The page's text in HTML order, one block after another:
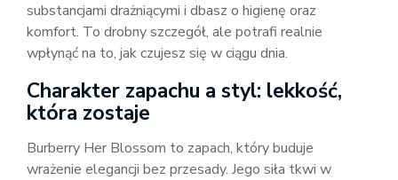
substancjami drażniącymi i dbasz o higienę oraz
komfort. To drobny szczegół, ale potrafi realnie
wpłynąć na to, jak czujesz się w ciągu dnia.
Charakter zapachu a styl: lekkość,
która zostaje
Burberry Her Blossom to zapach, który buduje
wrażenie elegancji bez przesady. Jego siła tkwi w